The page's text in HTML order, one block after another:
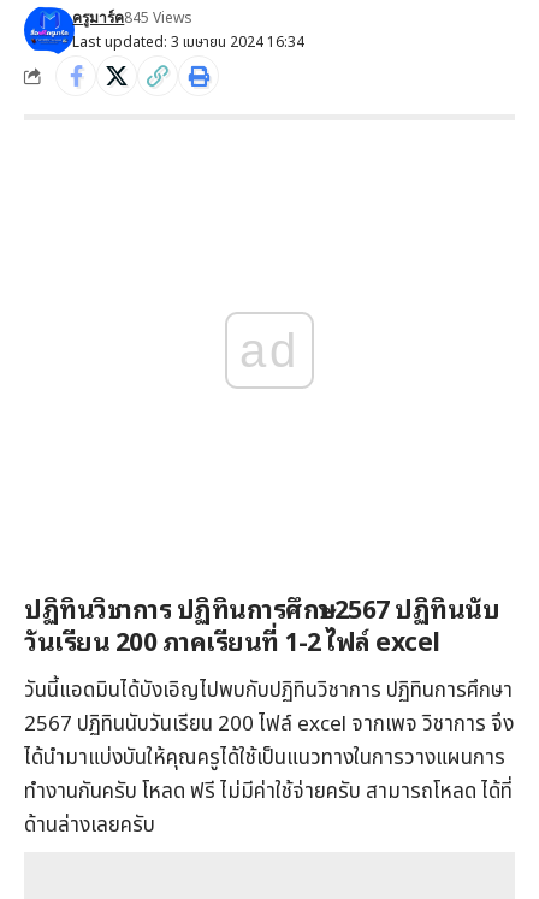
Last updated: 3 เมษายน 2024 16:34
ครูมาร์ค845 Views
ad
ปฏิทินวิชาการ ปฏิทินการศึกษา 2567 ปฏิทินนับ
วันเรียน 200 ภาคเรียนที่ 1-2 ไฟล์ excel
วันนี้แอดมินได้บังเอิญไปพบกับปฏิทินวิชาการ ปฏิทินการศึกษา
2567 ปฏิทินนับวันเรียน 200 ไฟล์ excel จากเพจ วิชาการ จึง
ได้นำมาแบ่งบันให้คุณครูได้ใช้เป็นแนวทางในการวางแผนการ
ทำงานกันครับ โหลด ฟรี ไม่มีค่าใช้จ่ายครับ สามารถโหลด ได้ที่
ด้านล่างเลยครับ